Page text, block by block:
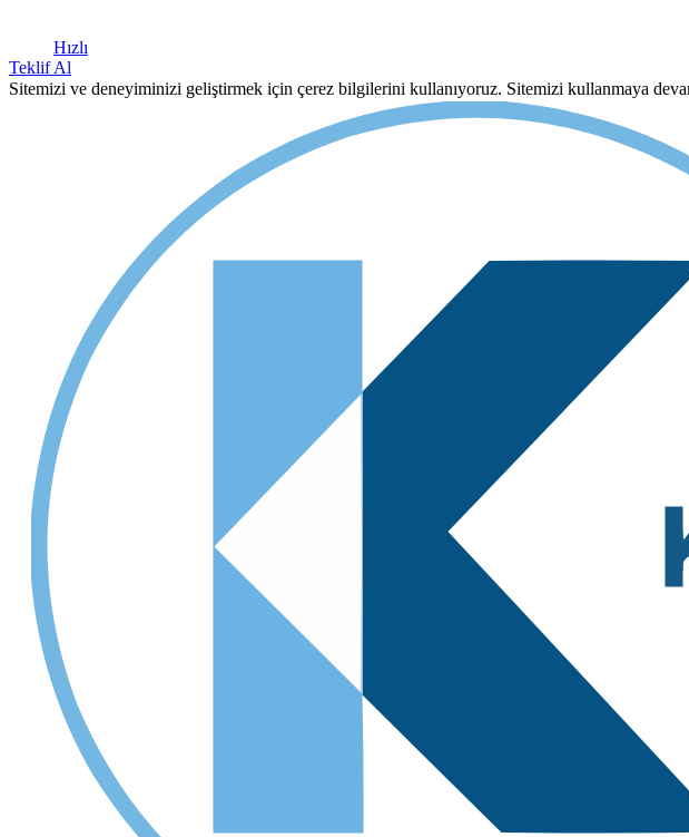
Hızlı
Teklif Al
Sitemizi ve deneyiminizi geliştirmek için çerez bilgilerini kullanıyoruz. Sitemizi kullanmaya